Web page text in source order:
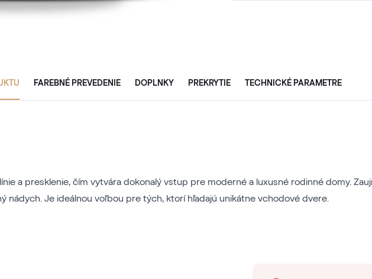
FAREBNÉ PREVEDENIE DOPLNKY PREKRYTIE TECHNICKÉ PARAMETRE
a presklenie, čím vytvára dokonalý vstup pre moderné a luxusné rodinné domy.
nádych. Je ideálnou voľbou pre tých, ktorí hľadajú unikátne vchodové dvere.